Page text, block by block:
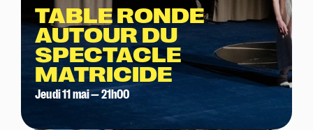
TABLE RONDE
AUTOUR DU
SPECTACLE
MATRICIDE
Jeudi 11 mai — 21h00